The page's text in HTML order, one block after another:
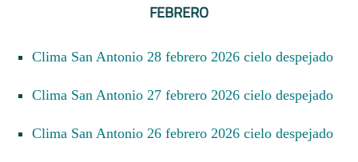
FEBRERO
Clima San Antonio 28 febrero 2026 cielo despejado
Clima San Antonio 27 febrero 2026 cielo despejado
Clima San Antonio 26 febrero 2026 cielo despejado